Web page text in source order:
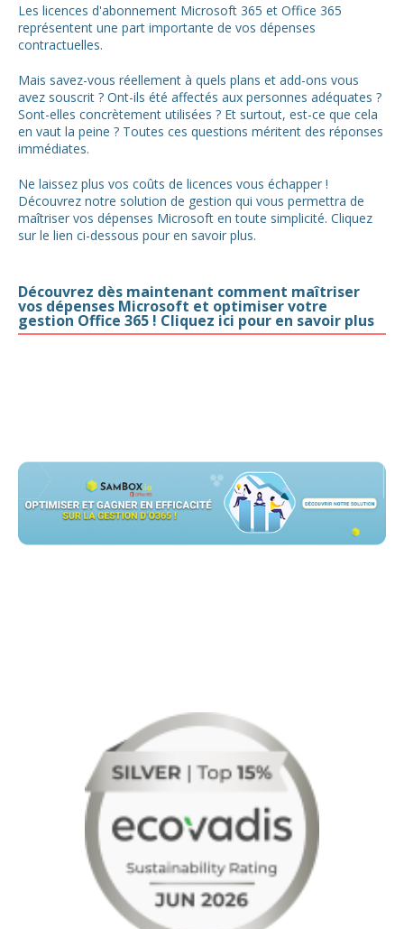
Les licences d'abonnement Microsoft 365 et Office 365
représentent une part importante de vos dépenses
contractuelles.
Mais savez-vous réellement à quels plans et add-ons vous
avez souscrit ? Ont-ils été affectés aux personnes adéquates ?
Sont-elles concrètement utilisées ? Et surtout, est-ce que cela
en vaut la peine ? Toutes ces questions méritent des réponses
immédiates.
Ne laissez plus vos coûts de licences vous échapper !
Découvrez notre solution de gestion qui vous permettra de
maîtriser vos dépenses Microsoft en toute simplicité. Cliquez
sur le lien ci-dessous pour en savoir plus.
Découvrez dès maintenant comment maîtriser
vos dépenses Microsoft et optimiser votre
gestion Office 365 ! Cliquez ici pour en savoir plus